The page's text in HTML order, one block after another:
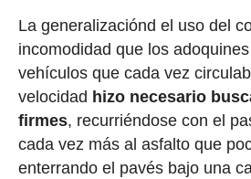
La generalizaciónd el uso del
incomodidad que los
vehículos que cada vez
velocidad hizo necesario
firmes, recurriéndose con el
cada vez más al asfalto que
enterrando el pavés bajo una